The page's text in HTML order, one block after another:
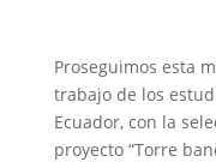
Proseguimos esta
trabajo de los
Ecuador, con la
proyecto “Torre